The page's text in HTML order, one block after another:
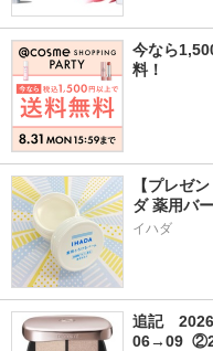
今なら
料！
【プレゼ
ダ 薬用バ
イハダ
追記　
06→09